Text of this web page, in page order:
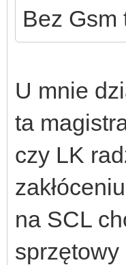
Bez Gsm
U mnie
ta
czy LK
na SCL